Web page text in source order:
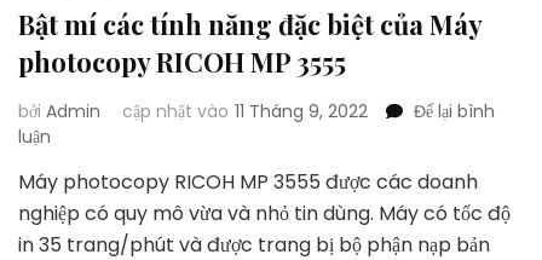
Bật mí các tính năng đặc biệt của Máy
photocopy RICOH MP 3555
bởi Admin cập nhật vào 11 Tháng 9, 2022
Để lại bình
luận
mí
các
tính
Máy photocopy RICOH MP 3555 được các doanh
nghiệp có quy mô vừa và nhỏ tin dùng. Máy có tốc độ
in 35 trang/phút và được trang bị bộ phận nạp bản